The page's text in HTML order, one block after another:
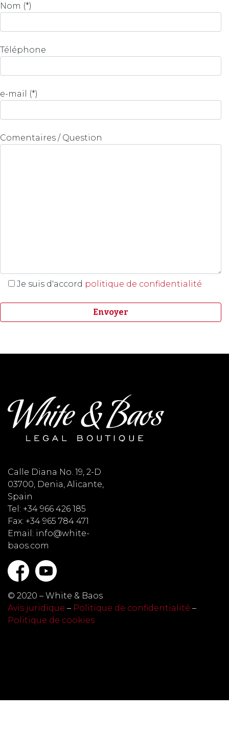
Nom (*)
Téléphone
e-mail (*)
Comentaires / Question
Je suis d'accord politique de confidentialité
Calle Diana No. 19, 2-D
03700, Denia, Alicante,
Spain
Tel: +34 966 426 185
Fax: +34 965 784 471
Email: info@white-
baos.com
© 2020 – White & Baos
Avis juridique – Politique de confidentialité –
Politique de cookies